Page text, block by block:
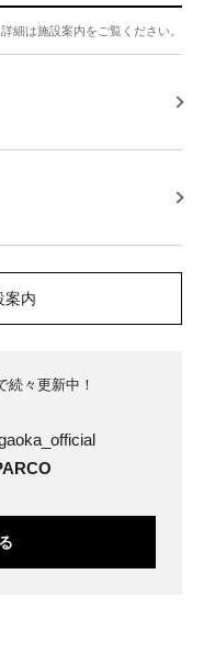
細は施設案内をご覧ください。
案内
続々更新中！